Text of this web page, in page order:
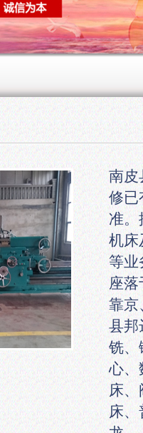
南皮
修已
准。
机床
等业
座落
靠京
县邦
铣、
心、
床
床